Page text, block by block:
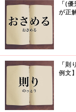
「(
が正
「則
例文】